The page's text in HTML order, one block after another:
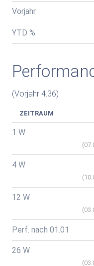
Vorjahr
YTD %
(Vorjahr 4.36)
ZEITRAUM
1 W
(
4 W
(
12 W
(
Perf. nach 01.01
26 W
(